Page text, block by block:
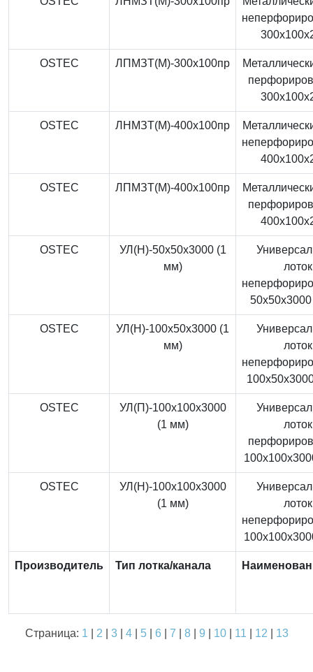
OSTEC ЛПМЗТ(М)-300x100пр
OSTEC ЛНМЗТ(М)-400x100пр
OSTEC ЛПМЗТ(М)-400x100пр
OSTEC
УЛ(Н)-50x50x3000 (1
мм)
лоток
OSTEC
УЛ(Н)-100x50x3000 (1
мм)
лоток
OSTEC
УЛ(П)-100x100x3000
(1 мм)
лоток
OSTEC
УЛ(Н)-100x100x3000
(1 мм)
лоток
Производитель Тип лотка/канала
Страница: 1 2 3| 4| 5| 6 7 8| 9 10| 11 12 13